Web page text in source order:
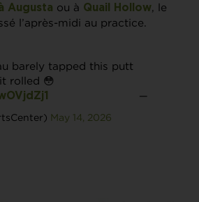
Augusta ou à Quail Hollow, le
l’après-midi au practice.
barely tapped this putt
rolled 😳
—
May 14, 2026